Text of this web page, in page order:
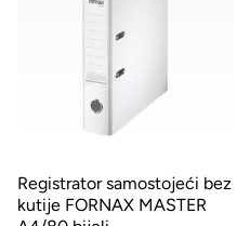
Registrator samostojeći bez
kutije FORNAX MASTER